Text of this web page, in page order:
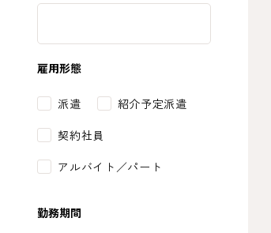
雇用形態
派遣 紹介予定派遣
契約社員
アルバイト／パート
勤務期間